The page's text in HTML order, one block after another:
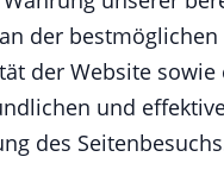
der bestmöglichen
der Website sowie
und
des